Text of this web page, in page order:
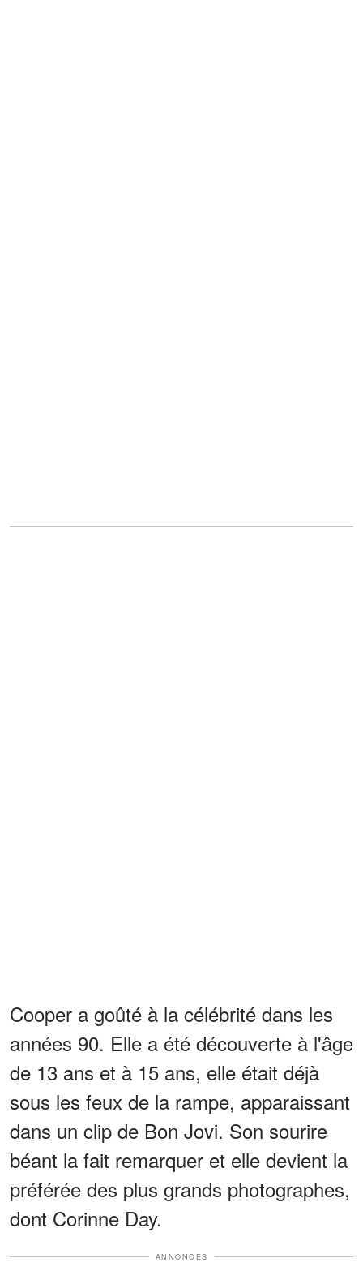
Cooper a goûté à la célébrité dans les
années 90. Elle a été découverte à l'âge
de 13 ans et à 15 ans, elle était déjà
sous les feux de la rampe, apparaissant
dans un clip de Bon Jovi. Son sourire
béant la fait remarquer et elle devient la
préférée des plus grands photographes,
dont Corinne Day.
ANNONCES